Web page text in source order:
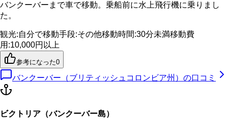
バンクーバーまで車で移動。乗船前に水上飛行機に乗りまし
た。
観光:自分で移動手段:その他移動時間:30分未満移動費
用 :10,000円以上
参考になった0
バンクーバー（ブリティッシュコロンビア州） の口コミ
ビクトリア（バンクーバー島）